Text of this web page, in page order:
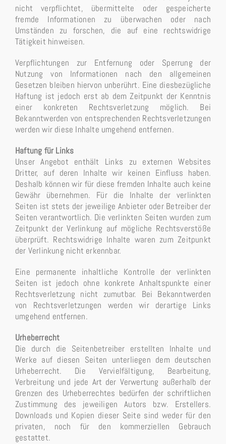
nicht verpflichtet, übermittelte oder gespeicherte
fremde Informationen zu überwachen oder nach
Umständen zu forschen, die auf eine rechtswidrige
Tätigkeit hinweisen.
Verpflichtungen zur Entfernung oder Sperrung der
Nutzung von Informationen nach den allgemeinen
Gesetzen bleiben hiervon unberührt. Eine diesbezügliche
Haftung ist jedoch erst ab dem Zeitpunkt der Kenntnis
einer konkreten Rechtsverletzung möglich. Bei
Bekanntwerden von entsprechenden Rechtsverletzungen
werden wir diese Inhalte umgehend entfernen.
Haftung für Links
Unser Angebot enthält Links zu externen Websites
Dritter, auf deren Inhalte wir keinen Einfluss haben.
Deshalb können wir für diese fremden Inhalte auch keine
Gewähr übernehmen. Für die Inhalte der verlinkten
Seiten ist stets der jeweilige Anbieter oder Betreiber der
Seiten verantwortlich. Die verlinkten Seiten wurden zum
Zeitpunkt der Verlinkung auf mögliche Rechtsverstöße
überprüft. Rechtswidrige Inhalte waren zum Zeitpunkt
der Verlinkung nicht erkennbar.
Eine permanente inhaltliche Kontrolle der verlinkten
Seiten ist jedoch ohne konkrete Anhaltspunkte einer
Rechtsverletzung nicht zumutbar. Bei Bekanntwerden
von Rechtsverletzungen werden wir derartige Links
umgehend entfernen.
Urheberrecht
Die durch die Seitenbetreiber erstellten Inhalte und
Werke auf diesen Seiten unterliegen dem deutschen
Urheberrecht. Die Vervielfältigung, Bearbeitung,
Verbreitung und jede Art der Verwertung außerhalb der
Grenzen des Urheberrechtes bedürfen der schriftlichen
Zustimmung des jeweiligen Autors bzw. Erstellers.
Downloads und Kopien dieser Seite sind weder für den
privaten, noch für den kommerziellen Gebrauch
gestattet.